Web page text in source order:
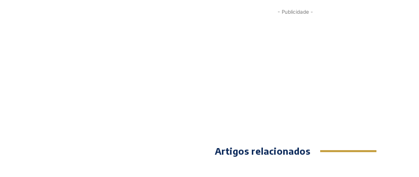
- Publicidade -
Artigos relacionados